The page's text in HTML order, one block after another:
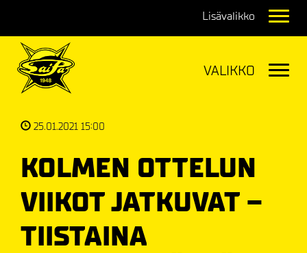
25.01.2021 15:00
KOLMEN OTTELUN
VIIKOT JATKUVAT –
TIISTAINA